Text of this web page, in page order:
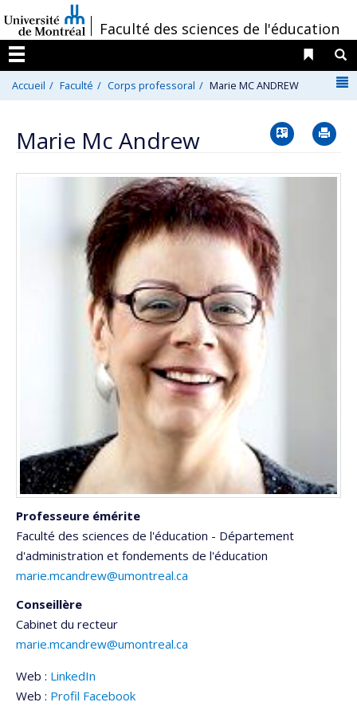
au
contenu
/Faculté des sciences de l'éducation
Menu
Liens
Accueil Faculté Corps professoral Marie MC ANDREW
Marie Mc Andrew Vcard
Professeure émérite
Faculté des sciences de l'éducation - Département
d'administration et fondements de l'éducation
marie.mcandrew@umontreal.ca
Conseillère
Cabinet du recteur
marie.mcandrew@umontreal.ca
Web : LinkedIn
Web : Profil Facebook